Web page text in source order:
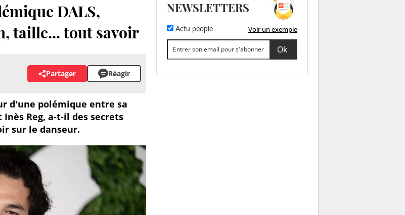
DALS,
taille... tout savoir
Partager Réagir
d'une polémique entre sa
Reg, a-t-il des secrets
sur le danseur.
NEWSLETTERS
Actu people Voir un exemple